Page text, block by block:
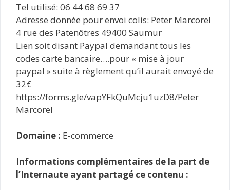
Tel utilisé: 06 44 68 69 37
Adresse donnée pour envoi colis: Peter Marcorel
4 rue des Patenôtres 49400 Saumur
Lien soit disant Paypal demandant tous les
codes carte bancaire….pour « mise à jour
paypal » suite à règlement qu’il aurait envoyé de
32€
https://forms.gle/vapYFkQuMcju1uzD8/Peter
Marcorel
Domaine : E-commerce
Informations complémentaires de la part de
l’Internaute ayant partagé ce contenu :